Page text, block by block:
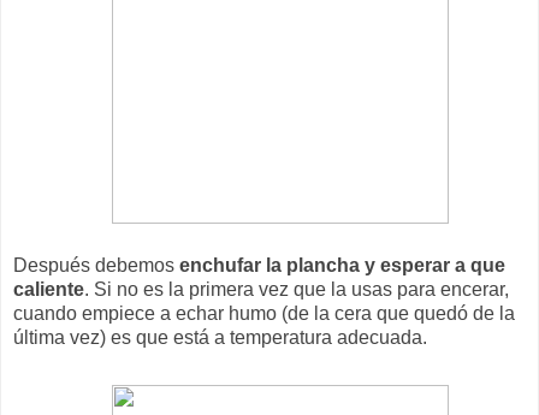
Después debemos enchufar la plancha y esperar a que
caliente. Si no es la primera vez que la usas para encerar,
cuando empiece a echar humo (de la cera que quedó de la
última vez) es que está a temperatura adecuada.